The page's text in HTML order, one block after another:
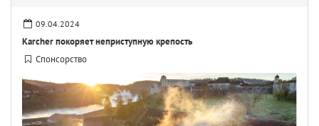
09.04.2024
Karcher покоряет неприступную крепость
Спонсорство